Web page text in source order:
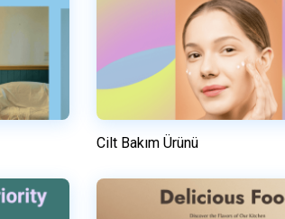
Bu şablonu
Cilt Bakım Ürünü